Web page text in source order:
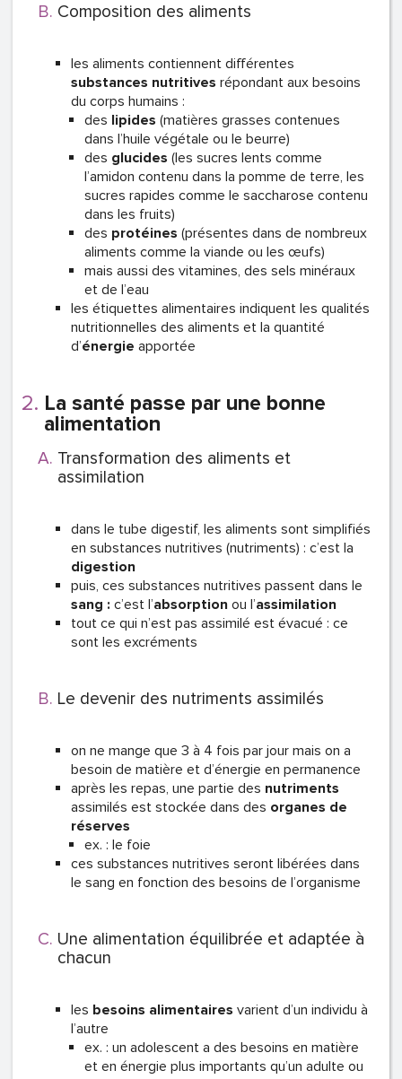
Composition des aliments
les aliments contiennent différentes
substances nutritives répondant aux besoins
du corps humains :
des lipides (matières grasses contenues
dans l’huile végétale ou le beurre)
des glucides (les sucres lents comme
l’amidon contenu dans la pomme de terre, les
sucres rapides comme le saccharose contenu
dans les fruits)
des protéines (présentes dans de nombreux
aliments comme la viande ou les œufs)
mais aussi des vitamines, des sels minéraux
et de l’eau
les étiquettes alimentaires indiquent les qualités
nutritionnelles des aliments et la quantité
d’énergie apportée
La santé passe par une bonne
alimentation
Transformation des aliments et
assimilation
dans le tube digestif, les aliments sont simplifiés
en substances nutritives (nutriments) : c’est la
digestion
puis, ces substances nutritives passent dans le
sang : c’est l’absorption ou l’assimilation
tout ce qui n’est pas assimilé est évacué : ce
sont les excréments
Le devenir des nutriments assimilés
on ne mange que 3 à 4 fois par jour mais on a
besoin de matière et d’énergie en permanence
après les repas, une partie des nutriments
assimilés est stockée dans des organes de
réserves
ex. : le foie
ces substances nutritives seront libérées dans
le sang en fonction des besoins de l’organisme
Une alimentation équilibrée et adaptée à
chacun
les besoins alimentaires varient d’un individu à
l’autre
ex. : un adolescent a des besoins en matière
et en énergie plus importants qu’un adulte ou